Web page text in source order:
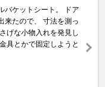
バケットシート。 ドア
来たので、 寸法を測っ
げな小物入れを発見し
具とかで固定しようと